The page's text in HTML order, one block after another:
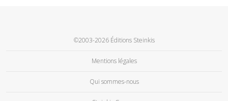
©2003-2026 Éditions Steinkis
Mentions légales
Qui sommes-nous